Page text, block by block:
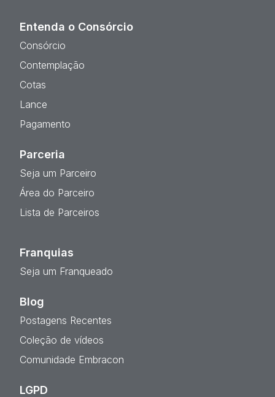
Entenda o Consórcio
Consórcio
Contemplação
Cotas
Lance
Pagamento
Parceria
Seja um Parceiro
Área do Parceiro
Lista de Parceiros
Franquias
Seja um Franqueado
Blog
Postagens Recentes
Coleção de vídeos
Comunidade Embracon
LGPD